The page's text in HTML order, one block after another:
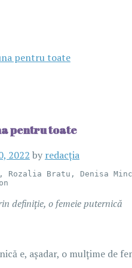
pentru toate
pentru toate
2022 by redacția
Rozalia Bratu, Denisa
definiție, o femeie puternică
e, așadar, o mulțime de